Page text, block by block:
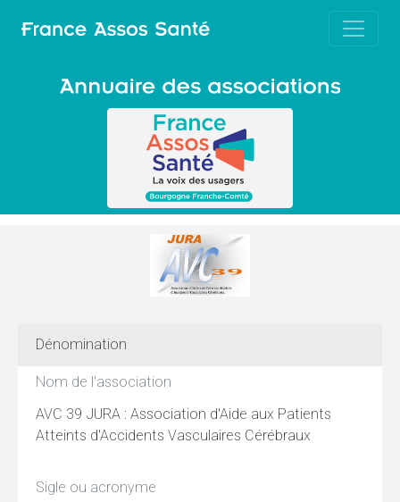
Dénomination
Nom de l'association
AVC 39 JURA : Association d'Aide aux Patients
Atteints d'Accidents Vasculaires Cérébraux
Sigle ou acronyme